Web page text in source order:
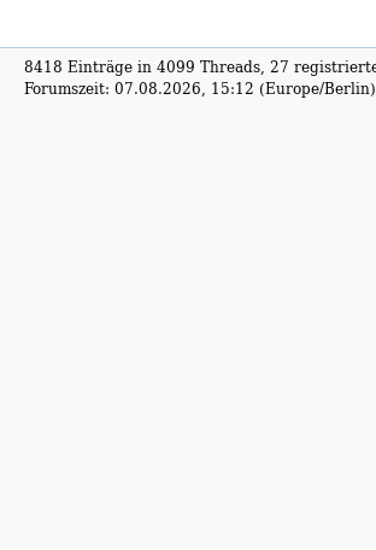
8418 Einträge in 4099 Threads, 27
Forumszeit: 07.08.2026, 15:12 (Europe/Berlin)